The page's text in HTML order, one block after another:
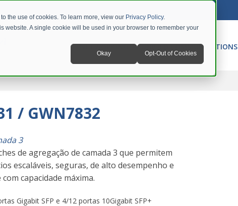
the use of cookies. To learn more, view our Privacy Policy.
website. A single cookie will be used in your browser to remember your
Okay Opt-Out of Cookies
NETWORKING UNIFIED COMMUNICATIONS
/ GWN7832
3
de agregação de camada 3 que permitem
escaláveis, seguras, de alto desempenho e
capacidade máxima.
Gigabit SFP e 4/12 portas 10Gigabit SFP+